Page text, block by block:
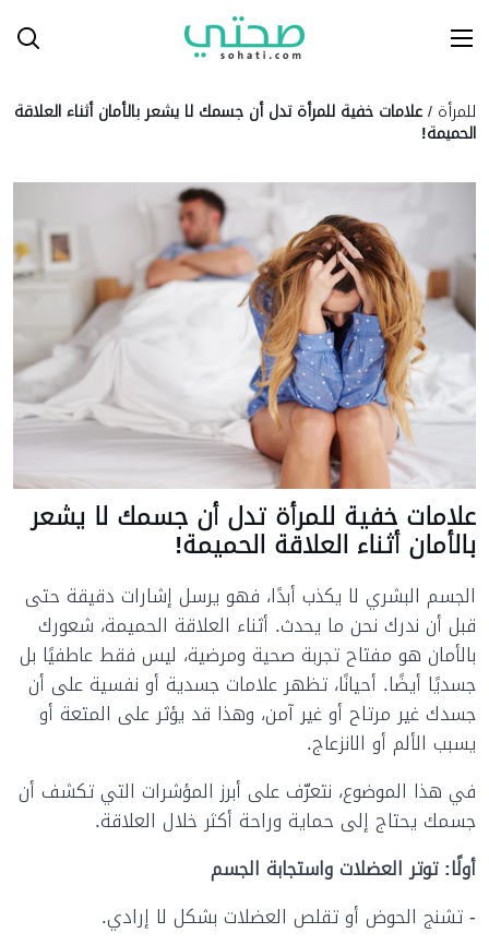
To
للمرأة /علامات خفية للمرأة تدل أن جسمك لا يشعر بالأمان أثناء العلاقة
الحميمة!
علامات خفية للمرأة تدل أن جسمك لا يشعر
بالأمان أثناء العلاقة الحميمة!
الجسم البشري لا يكذب أبدًا، فهو يرسل إشارات دقيقة حتى
قبل أن ندرك نحن ما يحدث. أثناء العلاقة الحميمة، شعورك
بالأمان هو مفتاح تجربة صحية ومرضية، ليس فقط عاطفيًا بل
جسديًا أيضًا. أحيانًا، تظهر علامات جسدية أو نفسية على أن
جسدك غير مرتاح أو غير آمن، وهذا قد يؤثر على المتعة أو
يسبب الألم أو الانزعاج.
في هذا الموضوع، نتعرّف على أبرز المؤشرات التي تكشف أن
جسمك يحتاج إلى حماية وراحة أكثر خلال العلاقة.
أولًا: توتر العضلات واستجابة الجسم
- تشنج الحوض أو تقلص العضلات بشكل لا إرادي.